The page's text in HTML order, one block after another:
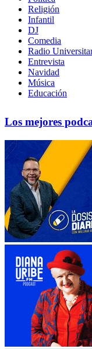
Religión
Infantil
DJ
Comedia
Radio
Entrevista
Navidad
Música
Educación
Los mejores